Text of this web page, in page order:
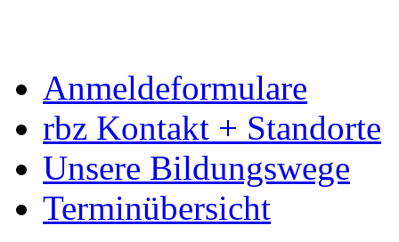
Anmeldeformulare
rbz Kontakt + Standorte
Unsere Bildungswege
Terminübersicht